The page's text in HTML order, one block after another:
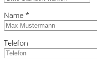
Name *
Telefon